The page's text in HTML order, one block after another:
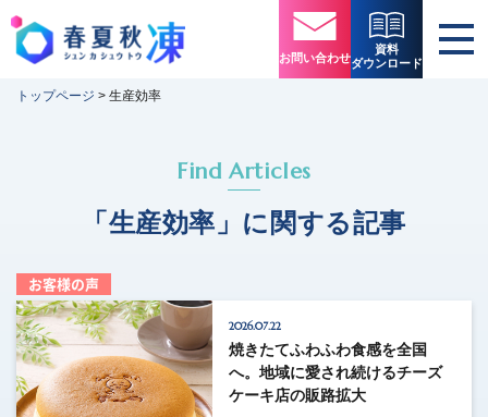
お問い合わせ
資料
ダウンロード
トップページ > 生産効率
Find Articles
「生産効率」に関する記事
お客様の声
2026.07.22
焼きたてふわふわ食感を全国
へ。地域に愛され続けるチーズ
ケーキ店の販路拡大